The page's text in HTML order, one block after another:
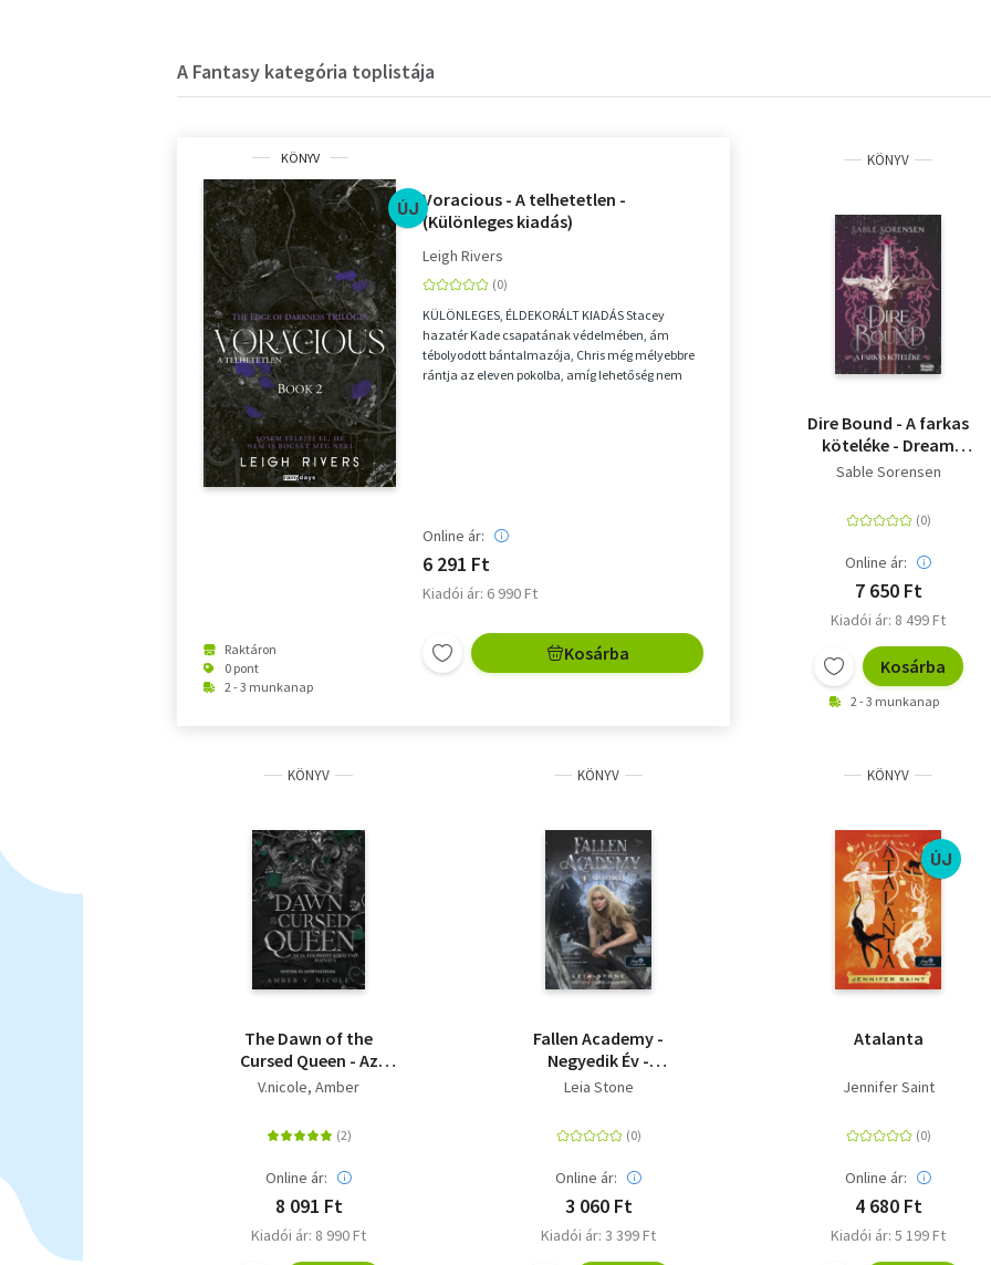
A Fantasy kategória toplistája
KÖNYV
ÚJ
Raktáron
0 pont
2 - 3 munkanap
Voracious - A telhetetlen -
(Különleges kiadás)
Leigh Rivers
KÜLÖNLEGES, ÉLDEKORÁLT KIADÁS Stacey
hazatér Kade csapatának védelmében, ám
tébolyodott bántalmazója, Chris még mélyebbre
rántja az eleven pokolba, amíg lehetőség nem
Online ár:
6 291 Ft
Kiadói ár: 6 990 Ft
Kosárba
KÖNYV
Dire Bound - A farkas
köteléke - Dream
Deluxe Kiadás
Sable Sorensen
Online ár:
7 650 Ft
Kiadói ár: 8 499 Ft
Kosárba
2 - 3 munkanap
KÖNYV
The Dawn of the
Cursed Queen - Az
elátkozott királynő
kiadás)
V.nicole, Amber
Online ár:
8 091 Ft
Kiadói ár: 8 990 Ft
KÖNYV
Fallen Academy -
Negyedik Év -
Bukottak Akadémiája
Leia Stone
Online ár:
3 060 Ft
Kiadói ár: 3 399 Ft
KÖNYV
ÚJ
Atalanta
Jennifer Saint
Online ár:
4 680 Ft
Kiadói ár: 5 199 Ft